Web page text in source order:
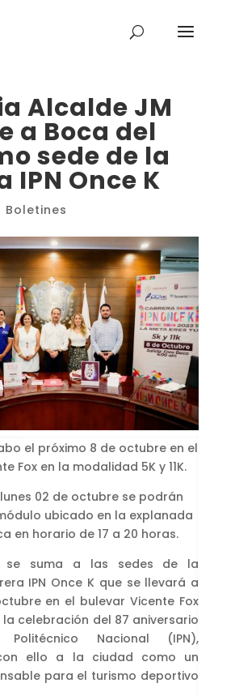
Alcalde JM
a Boca del
sede de la
IPN Once K
Boletines
el próximo 8 de octubre en el
Fox en la modalidad 5K y 11K.
02 de octubre se podrán
ubicado en la explanada
en horario de 17 a 20 horas.
se suma a las sedes de la
IPN Once K que se llevará a
en el bulevar Vicente Fox
celebración del 87 aniversario
Nacional (IPN),
ello a la ciudad como un
para el turismo deportivo